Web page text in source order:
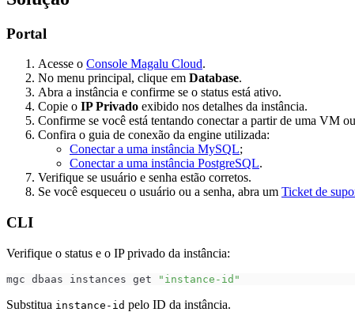
Meu banco de dados está
lento ou com performance
degradada
Não consigo alterar os
parâmetros do meu banco de
dados
Esqueci o usuário ou a senha
da instância
Referência da API
Gerenciamento de contêineres
Segurança
Public preview
Portal
Acesse o Console Magalu Cloud.
No menu principal, clique em Database.
Abra a instância e confirme se o status está ativo.
Copie o IP Privado exibido nos detalhes da instância.
Confirme se você está tentando conectar a partir de uma VM
Confira o guia de conexão da engine utilizada:
Conectar a uma instância MySQL;
Conectar a uma instância PostgreSQL.
Verifique se usuário e senha estão corretos.
Se você esqueceu o usuário ou a senha, abra um Ticket de
CLI
Verifique o status e o IP privado da instância:
mgc dbaas instances get "instance-id"
Substitua instance-id pelo ID da instância.